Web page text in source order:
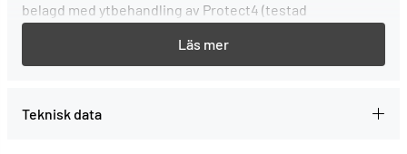
belagd med ytbehandling av Protect4 (testad
Teknisk data